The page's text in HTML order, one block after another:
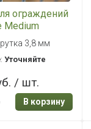
ограждений
Medium
3,8 мм
Уточняйте
/ шт.
В корзину